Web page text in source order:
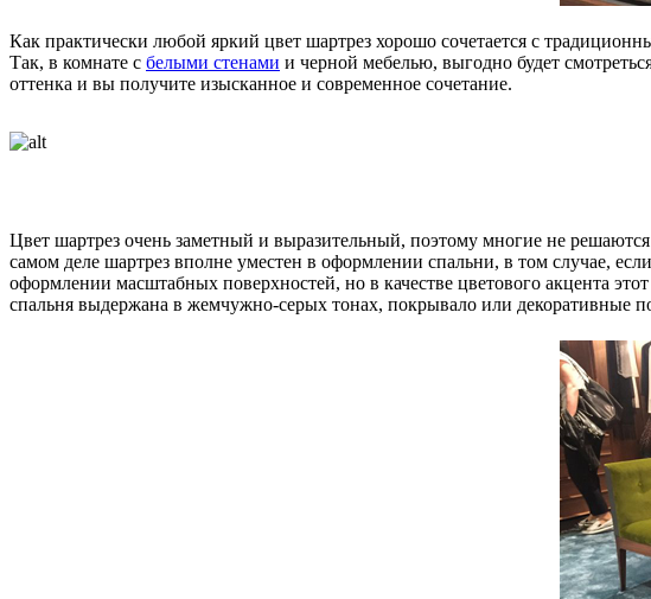
Как практически любой яркий цвет шартрез хорошо сочетается с
Так, в комнате с белыми стенами и черной мебелью, выгодно будет
оттенка и вы получите изысканное и современное сочетание.
Цвет шартрез очень заметный и выразительный, поэтому многие не
самом деле шартрез вполне уместен в оформлении спальни, в том случае,
оформлении масштабных поверхностей, но в качестве цветового акцента
спальня выдержана в жемчужно-серых тонах, покрывало или декоративные